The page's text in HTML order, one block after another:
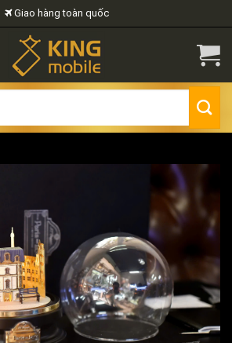
Giao hàng toàn quốc